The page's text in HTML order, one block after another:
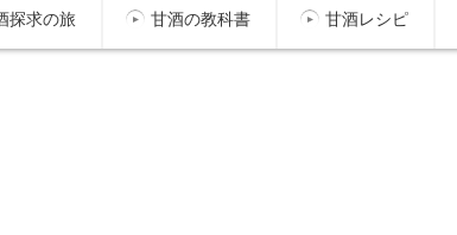
探求の旅 甘酒の教科書 甘酒レシピ